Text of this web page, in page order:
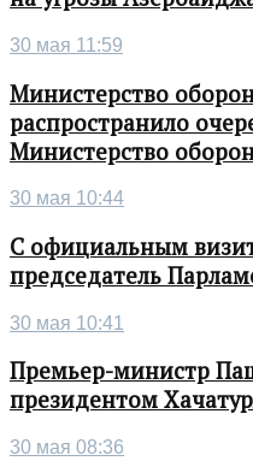
30 мая 11:59
Министерство
распространило
Министерство
30 мая 10:44
С официальным
председатель
30 мая 10:41
Премьер-министр
президентом
30 мая 08:36